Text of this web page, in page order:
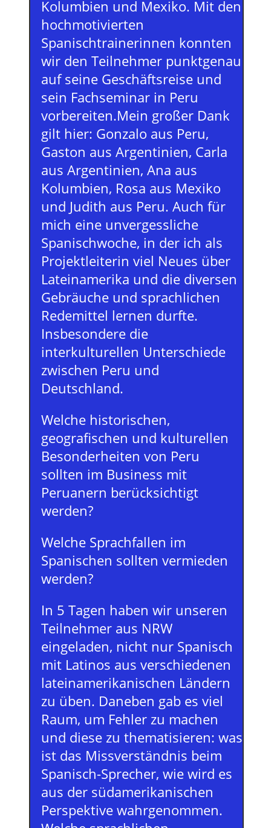
Kolumbien und Mexiko. Mit den
hochmotivierten
Spanischtrainerinnen konnten
wir den Teilnehmer punktgenau
auf seine Geschäftsreise und
sein Fachseminar in Peru
vorbereiten.Mein großer Dank
gilt hier: Gonzalo aus Peru,
Gaston aus Argentinien, Carla
aus Argentinien, Ana aus
Kolumbien, Rosa aus Mexiko
und Judith aus Peru. Auch für
mich eine unvergessliche
Spanischwoche, in der ich als
Projektleiterin viel Neues über
Lateinamerika und die diversen
Gebräuche und sprachlichen
Redemittel lernen durfte.
Insbesondere die
interkulturellen Unterschiede
zwischen Peru und
Deutschland.
Welche historischen,
geografischen und kulturellen
Besonderheiten von Peru
sollten im Business mit
Peruanern berücksichtigt
werden?
Welche Sprachfallen im
Spanischen sollten vermieden
werden?
In 5 Tagen haben wir unseren
Teilnehmer aus NRW
eingeladen, nicht nur Spanisch
mit Latinos aus verschiedenen
lateinamerikanischen Ländern
zu üben. Daneben gab es viel
Raum, um Fehler zu machen
und diese zu thematisieren: was
ist das Missverständnis beim
Spanisch-Sprecher, wie wird es
aus der südamerikanischen
Perspektive wahrgenommen.